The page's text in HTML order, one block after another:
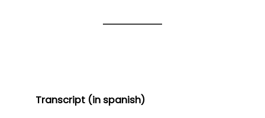
Transcript (in spanish)